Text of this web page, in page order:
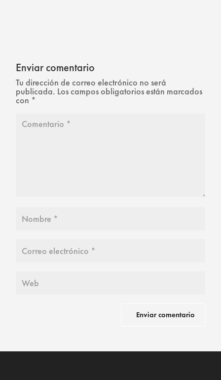
Enviar comentario
Tu dirección de correo electrónico no será
publicada. Los campos obligatorios están marcados
con *